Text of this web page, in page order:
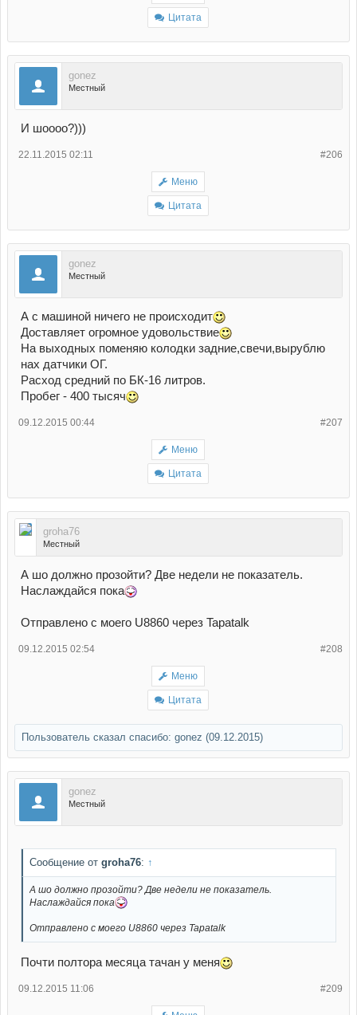
Цитата
gonez
Местный
И шоооо?)))
#206
22.11.2015 02:11
Меню
Цитата
gonez
Местный
А с машиной ничего не происходит
Доставляет огромное удовольствие
На выходных поменяю колодки задние,свечи,вырублю
нах датчики ОГ.
Расход средний по БК-16 литров.
Пробег - 400 тысяч
#207
09.12.2015 00:44
Меню
Цитата
groha76
Местный
А шо должно прозойти? Две недели не показатель.
Наслаждайся пока
Отправлено с моего U8860 через Tapatalk
#208
09.12.2015 02:54
Меню
Цитата
Пользователь сказал cпасибо: gonez (09.12.2015)
gonez
Местный
Сообщение от groha76: ↑
А шо должно прозойти? Две недели не показатель.
Наслаждайся пока
Отправлено с моего U8860 через Tapatalk
Почти полтора месяца тачан у меня
#209
09.12.2015 11:06